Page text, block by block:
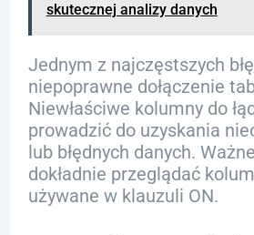
skutecznej analizy danych
Jednym z najczęstszych
niepoprawne dołączenie
Niewłaściwe kolumny do
prowadzić do uzyskania
lub błędnych danych.
dokładnie przeglądać
używane w klauzuli ON.